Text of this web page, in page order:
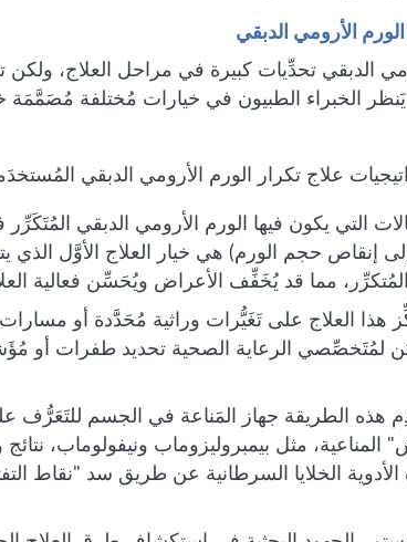
الأرومي الدبقي
الدبقي تحدِّيات كبيرة في مراحل العلاج، ولكن
الخبراء الطبيون في خيارات مُختلفة مُصَمَّمَة
علاج تكرار الورم الأرومي الدبقي
التي يكون فيها الورم الأرومي الدبقي
إنقاص حجم الورم) هي خيار العلاج الأوَّل الذي
مما قد يُخَفِّف الأعراض ويُحَسِّن فعالية
هذا العلاج على تَغَيُّرات وراثية مُحَدَّدة أو
لمُتَخصِّصي الرعاية الصحية تحديد طفرات أو
هذه الطريقة جهاز المَناعة في الجسم للتَعَرُّف
المناعية، مثل بيمبروليزوماب ونيفولوماب،
الخلايا السرطانية عن طريق سد "نقاط